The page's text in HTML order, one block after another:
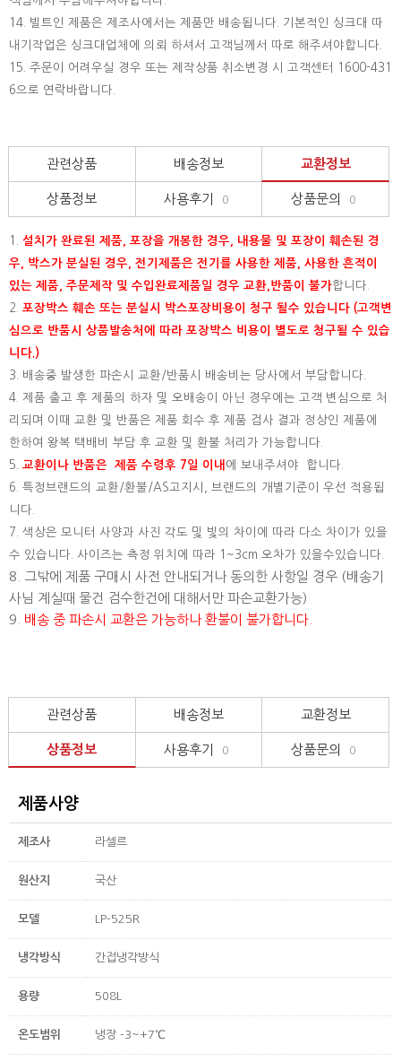
14. 빌트인 제품은 제조사에서는 제품만 배송됩니다. 기본적인 싱크대 따
내기작업은 싱크대업체에 의뢰 하셔서 고객님께서 따로 해주셔야합니다.
15. 주문이 어려우실 경우 또는 제작상품 취소변경 시 고객센터 1600-431
6으로 연락바랍니다.
관련상품 배송정보 교환정보
상품정보 사용후기 0 상품문의 0
1. 설치가 완료된 제품, 포장을 개봉한 경우, 내용물 및 포장이 훼손된 경
우, 박스가 분실된 경우, 전기제품은 전기를 사용한 제품, 사용한 흔적이
있는 제품, 주문제작 및 수입완료제품일 경우 교환,반품이 불가합니다.
2. 포장박스 훼손 또는 분실시 박스포장비용이 청구 될수 있습니다 (고객변
심으로 반품시 상품발송처에 따라 포장박스 비용이 별도로 청구될 수 있습
니다.)
3. 배송중 발생한 파손시 교환/반품시 배송비는 당사에서 부담합니다.
4. 제품 출고 후 제품의 하자 및 오배송이 아닌 경우에는 고객 변심으로 처
리되며 이때 교환 및 반품은 제품 회수 후 제품 검사 결과 정상인 제품에
한하여 왕복 택배비 부담 후 교환 및 환불 처리가 가능합니다.
5. 교환이나 반품은 제품 수령후 7일 이내 에 보내주셔야 합니다.
6. 특정브랜드의 교환/환불/AS고지시, 브랜드의 개별기준이 우선 적용됩
니다.
7. 색상은 모니터 사양과 사진 각도 및 빛의 차이에 따라 다소 차이가 있을
수 있습니다. 사이즈는 측정 위치에 따라 1~3cm 오차가 있을수있습니다.
8. 그밖에 제품 구매시 사전 안내되거나 동의한 사항일 경우 (배송기
사님 계실때 물건 검수한건에 대해서만 파손교환가능)
9. 배송 중 파손시 교환은 가능하나 환불이 불가합니다.
관련상품 배송정보 교환정보
상품정보 사용후기 0 상품문의 0
제품사양
제조사 라셀르
원산지 국산
모델 LP-525R
냉각방식 간접냉각방식
용량 508L
온도범위 냉장 -3~+7℃